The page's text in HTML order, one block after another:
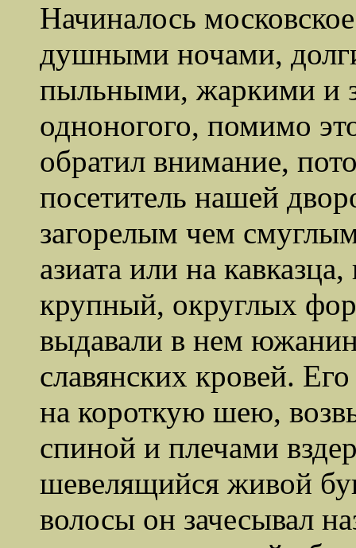
Начиналось
душными ночами,
пыльными, жаркими и
одноногого, помимо
обратил внимание,
посетитель нашей
загорелым чем
азиата или на
крупный, округлых
выдавали в нем
славянских кровей.
на короткую шею,
спиной и плечами
шевелящийся живой
волосы он зачесывал